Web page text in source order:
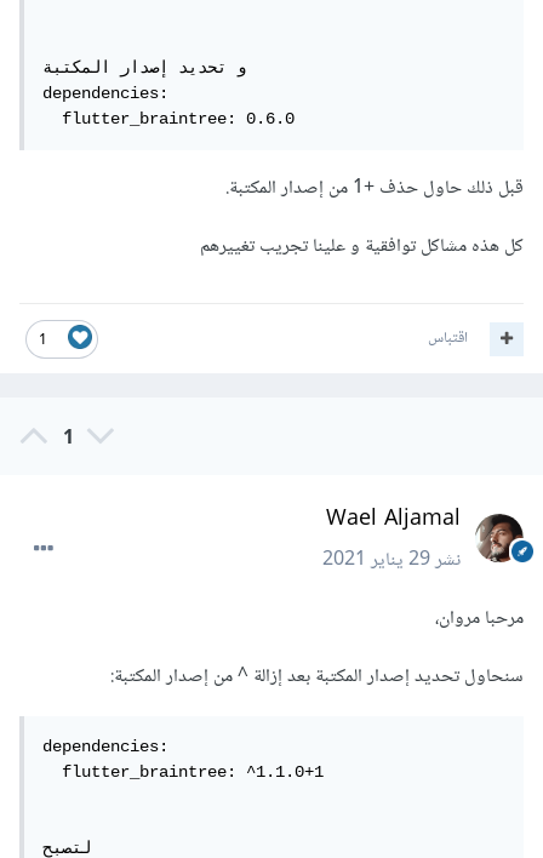
و تحديد إصدار المكتبة
dependencies:
  flutter_braintree: 0.6.0
قبل ذلك حاول حذف +1 من إصدار المكتبة.
كل هذه مشاكل توافقية و علينا تجريب تغييرهم
1 اقتباس
1
Wael Aljamal
نشر29 يناير 2021
مرحبا مروان،
سنحاول تحديد إصدار المكتبة بعد إزالة ^ من إصدار المكتبة:
dependencies:
  flutter_braintree: ^1.1.0+1
لتصبح